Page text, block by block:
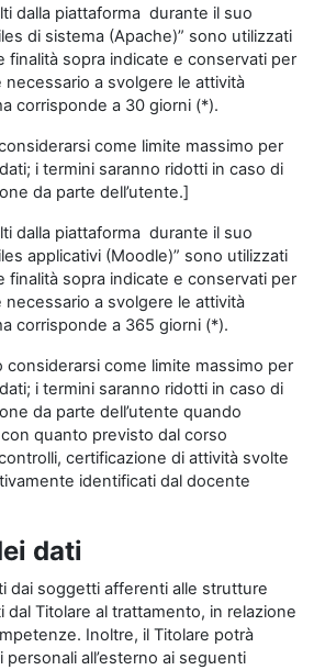
dalla piattaforma durante il suo
di sistema (Apache)” sono utilizzati
finalità sopra indicate e conservati per
a svolgere le attività
corrisponde a 30 giorni (*).
come limite massimo per
i termini saranno ridotti in caso di
da parte dell’utente.]
dalla piattaforma durante il suo
applicativi (Moodle)” sono utilizzati
finalità sopra indicate e conservati per
a svolgere le attività
corrisponde a 365 giorni (*).
come limite massimo per
i termini saranno ridotti in caso di
da parte dell’utente quando
quanto previsto dal corso
certificazione di attività svolte
identificati dal docente
dati
dai soggetti afferenti alle strutture
dal Titolare al trattamento, in relazione
Inoltre, il Titolare potrà
all’esterno ai seguenti